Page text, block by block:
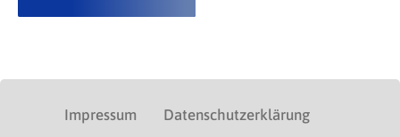
Impressum Datenschutzerklärung